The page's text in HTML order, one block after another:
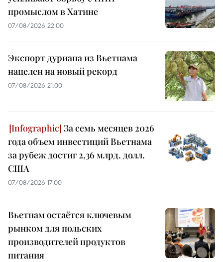
промыслом в Хатине
07/08/2026 22:00
Экспорт дуриана из Вьетнама
нацелен на новый рекорд
07/08/2026 21:00
За семь месяцев 2026
года объем инвестиций Вьетнама
за рубеж достиг 2,36 млрд. долл.
США
07/08/2026 17:00
Вьетнам остаётся ключевым
рынком для польских
производителей продуктов
питания